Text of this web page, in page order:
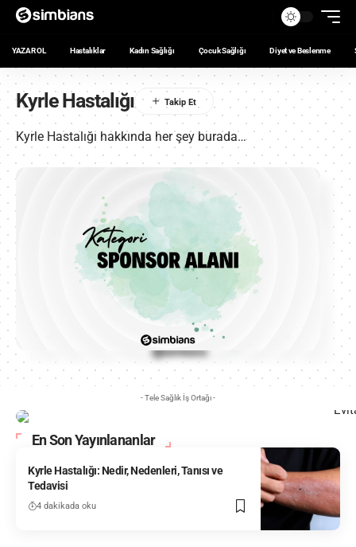
YAZAR OL Hastalıklar Kadın Sağlığı Çocuk Sağlığı Diyet ve Beslenme
Kyrle Hastalığı
Kyrle Hastalığı hakkında her şey burada…
- Tele Sağlık İş Ortağı -
En Son Yayınlananlar
Kyrle Hastalığı: Nedir, Nedenleri, Tanısı ve
Tedavisi
4 dakikada oku